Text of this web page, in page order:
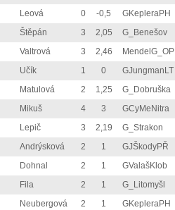
Leová 0 -0,5 GKepleraPH
Štěpán 3 2,05 G_Benešov
Valtrová 3 2,46 MendelG_OP
Učík 1 0 GJungmanLT
Matulová 2 1,25 G_Dobruška
Mikuš 4 3 GCyMeNitra
Lepič 3 2,19 G_Strakon
Andrýsková 2 1 GJŠkodyPŘ
Dohnal 2 1 GValašKlob
Fila 2 1 G_Litomyšl
Neubergová 2 1 GKepleraPH